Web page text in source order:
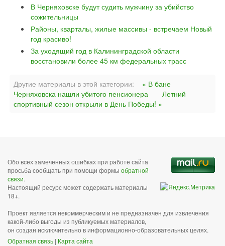
В Черняховске будут судить мужчину за убийство
сожительницы
Районы, кварталы, жилые массивы - встречаем Новый
год красиво!
За уходящий год в Калининградской области
восстановили более 45 км федеральных трасс
Другие материалы в этой категории:
« В бане
Черняховска нашли убитого пенсионера
Летний
спортивный сезон открыли в День Победы! »
Обо всех замеченных ошибках при работе сайта
просьба сообщать при помощи формы обратной
связи.
Настоящий ресурс может содержать материалы
18+.
Проект является некоммерческим и не предназначен для извлечения
какой-либо выгоды из публикуемых материалов,
он создан исключительно в информационно-образовательных целях.
Обратная связь | Карта сайта